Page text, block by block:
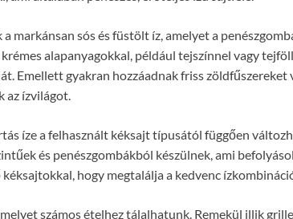
markánsan sós és füstölt íz, amelyet a
alapanyagokkal, például tejszínnel vagy
Emellett gyakran hozzáadnak friss zöldfűszereket
az ízvilágot.
íze a felhasznált kéksajt típusától függően
és penészgombákból készülnek, ami
hogy megtalálja a kedvenc
számos ételhez tálalhatunk. Remekül illik